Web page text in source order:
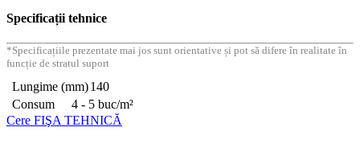
Specificații tehnice
*Specificațiile prezentate mai jos sunt orientative și pot să difere în realitate în
funcție de stratul suport
Lungime (mm)140
Consum
4 - 5 buc/m²
Cere FIŞA TEHNICĂ